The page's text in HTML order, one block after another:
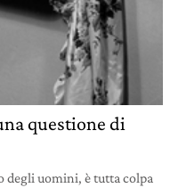
questione di
degli uomini, è tutta colpa